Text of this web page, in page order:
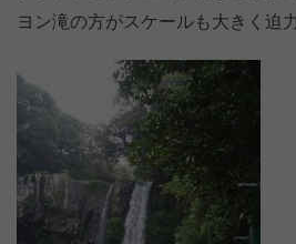
ヨン滝の方がスケールも大きく迫